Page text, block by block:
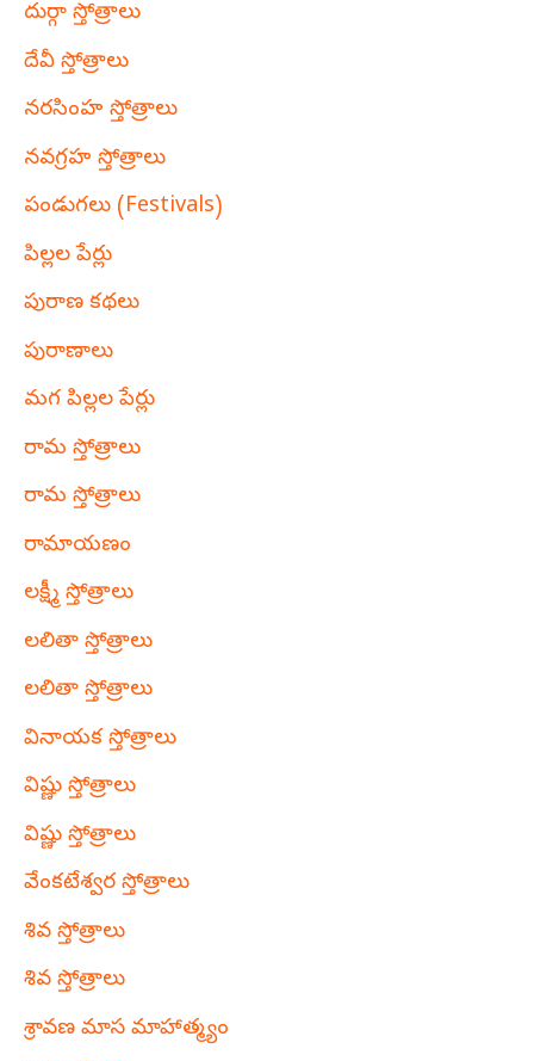
దుర్గా స్తోత్రాలు
దేవీ స్తోత్రాలు
నరసింహ స్తోత్రాలు
నవగ్రహ స్తోత్రాలు
పండుగలు (Festivals)
పిల్లల పేర్లు
పురాణ కథలు
పురాణాలు
మగ పిల్లల పేర్లు
రామ స్తోత్రాలు
రామ స్తోత్రాలు
రామాయణం
లక్ష్మీ స్తోత్రాలు
లలితా స్తోత్రాలు
లలితా స్తోత్రాలు
వినాయక స్తోత్రాలు
విష్ణు స్తోత్రాలు
విష్ణు స్తోత్రాలు
వేంకటేశ్వర స్తోత్రాలు
శివ స్తోత్రాలు
శివ స్తోత్రాలు
శ్రావణ మాస మాహాత్మ్యం